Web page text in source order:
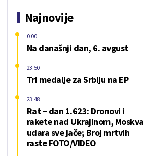
Najnovije
Na današnji dan, 6. avgust
0:00
Tri medalje za Srbiju na EP
23:50
Rat – dan 1.623: Dronovi i
rakete nad Ukrajinom, Moskva
udara sve jače; Broj mrtvih
raste FOTO/VIDEO
23:48